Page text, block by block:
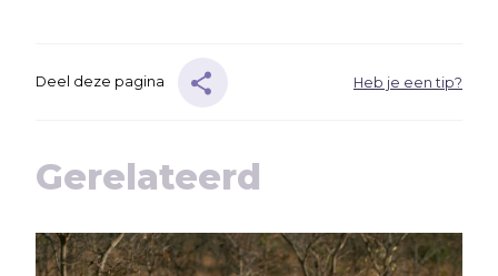
Beproeving
Bijbel
C
Criminaliteit
Cultuur
Deel deze pagina Heb je een tip?
Gerelateerd